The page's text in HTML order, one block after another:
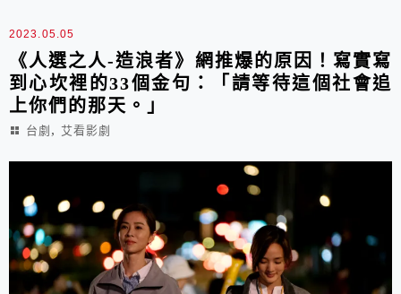
2023.05.05
《人選之人-造浪者》網推爆的原因！寫實寫
到心坎裡的33個金句：「請等待這個社會追
上你們的那天。」
台劇 , 艾看影劇